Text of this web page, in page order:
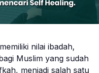
aktivitas kerja saat
nilai ibadah,
Muslim yang sudah
menjadi salah satu
Mute